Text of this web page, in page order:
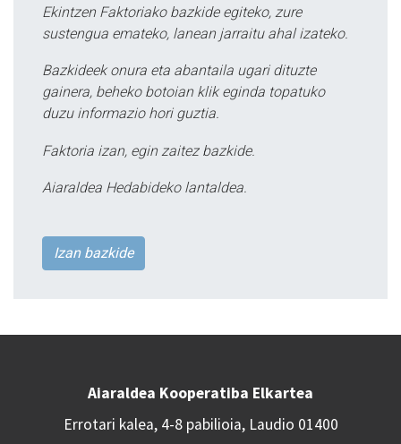
Ekintzen Faktoriako bazkide egiteko, zure
sustengua emateko, lanean jarraitu ahal izateko.
Bazkideek onura eta abantaila ugari dituzte
gainera, beheko botoian klik eginda topatuko
duzu informazio hori guztia.
Faktoria izan, egin zaitez bazkide.
Aiaraldea Hedabideko lantaldea.
Izan bazkide
Aiaraldea Kooperatiba Elkartea
Errotari kalea, 4-8 pabilioia, Laudio 01400